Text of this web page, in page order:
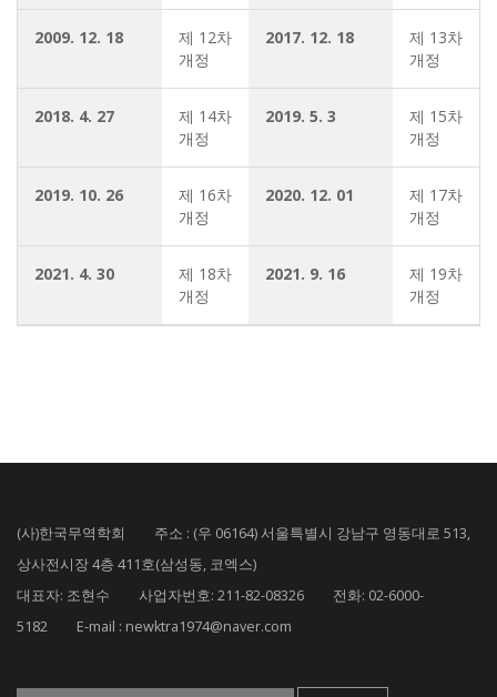
2009. 12. 18
제 12차
개정
2017. 12. 18
제 13차
개정
2018. 4. 27
제 14차
개정
2019. 5. 3
제 15차
개정
2019. 10. 26
제 16차
개정
2020. 12. 01
제 17차
개정
2021. 4. 30
제 18차
개정
2021. 9. 16
제 19차
개정
(사)한국무역학회 주소 : (우 06164) 서울특별시 강남구 영동대로 513,
상사전시장 4층 411호(삼성동, 코엑스)
대표자: 조현수 사업자번호: 211-82-08326 전화: 02-6000-
5182 E-mail : newktra1974@naver.com